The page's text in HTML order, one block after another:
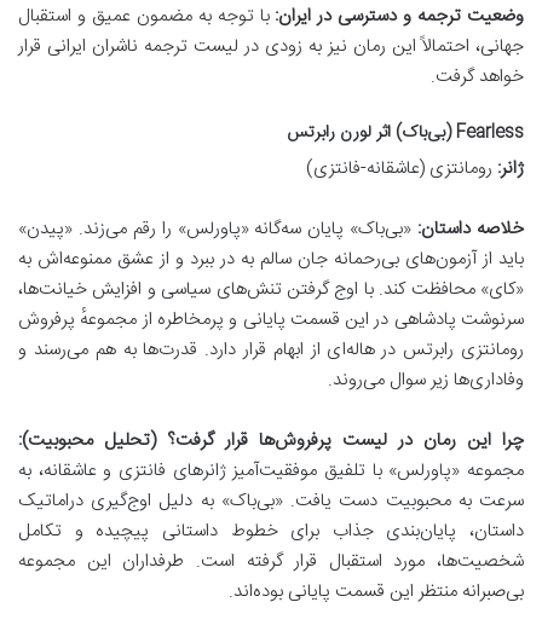
وضعیت ترجمه و دسترسی در ایران: با توجه به مضمون عمیق و استقبال
جهانی، احتمالاً این رمان نیز به زودی در لیست ترجمه ناشران ایرانی قرار
خواهد گرفت.
Fearless (بی‌باک) اثر لورن رابرتس
ژانر: رومانتزی (عاشقانه-فانتزی)
خلاصه داستان: «بی‌باک» پایان سه‌گانه «پاورلس» را رقم می‌زند. «پیدن»
باید از آزمون‌های بی‌رحمانه جان سالم به در ببرد و از عشق ممنوعه‌اش به
«کای» محافظت کند. با اوج گرفتن تنش‌های سیاسی و افزایش خیانت‌ها،
سرنوشت پادشاهی در این قسمت پایانی و پرمخاطره از مجموعهٔ پرفروش
رومانتزی رابرتس در هاله‌ای از ابهام قرار دارد. قدرت‌ها به هم می‌رسند و
وفاداری‌ها زیر سوال می‌روند.
چرا این رمان در لیست پرفروش‌ها قرار گرفت؟ (تحلیل محبوبیت):
مجموعه «پاورلس» با تلفیق موفقیت‌آمیز ژانرهای فانتزی و عاشقانه، به
سرعت به محبوبیت دست یافت. «بی‌باک» به دلیل اوج‌گیری دراماتیک
داستان، پایان‌بندی جذاب برای خطوط داستانی پیچیده و تکامل
شخصیت‌ها، مورد استقبال قرار گرفته است. طرفداران این مجموعه
بی‌صبرانه منتظر این قسمت پایانی بوده‌اند.